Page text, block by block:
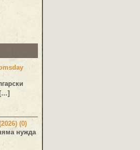
(0)
нужда